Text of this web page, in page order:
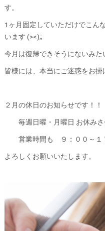
す。
1ヶ月固定していただけでこん
います (><);;
今月は復帰できそうにないみた
皆様には、本当にご迷惑をお掛
２月の休日のお知らせです！！
毎週日曜・月曜日 お休みさ
営業時間も ９：００～１
よろしくお願いいたします。